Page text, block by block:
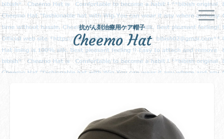
抗がん剤治療用ケア帽子
Cheemo Hat